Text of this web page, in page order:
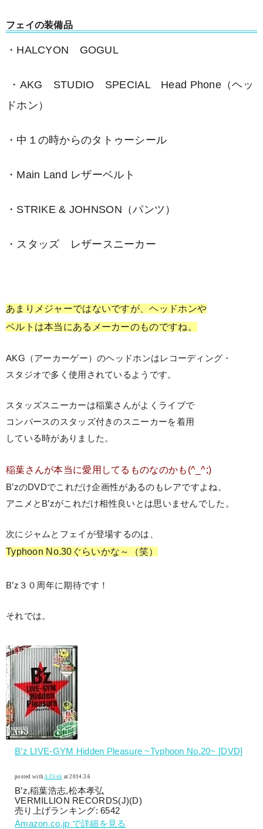
フェイの装備品
・HALCYON GOGUL
・AKG STUDIO SPECIAL Head Phone（ヘッ
ドホン）
・中１の時からのタトゥーシール
・Main Land レザーベルト
・STRIKE & JOHNSON（パンツ）
・スタッズ レザースニーカー
あまりメジャーではないですが、ヘッドホンや
ベルトは本当にあるメーカーのものですね。
AKG（アーカーゲー）のヘッドホンはレコーディング・
スタジオで多く使用されているようです。
スタッズスニーカーは稲葉さんがよくライブで
コンバースのスタッズ付きのスニーカーを着用
している時がありました。
稲葉さんが本当に愛用してるものなのかも(^_^;)
B’zのDVDでこれだけ企画性があるのもレアですよね。
アニメとB’zがこれだけ相性良いとは思いませんでした。
次にジャムとフェイが登場するのは、
Typhoon No.30ぐらいかな～（笑）
B’z３０周年に期待です！
それでは。
B’z LIVE-GYM Hidden Pleasure ~Typhoon No.20~ [DVD]
posted withAZlink at 2014.3.6
B’z,稲葉浩志,松本孝弘
VERMILLION RECORDS(J)(D)
売り上げランキング: 6542
Amazon.co.jp で詳細を見る